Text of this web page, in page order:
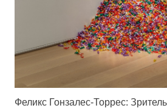
Феликс Гонзалес-Торрес: